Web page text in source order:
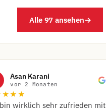
Alle 97 ansehen→
Asan Karani
vor 2 Monaten
wirklich sehr zufrieden mit